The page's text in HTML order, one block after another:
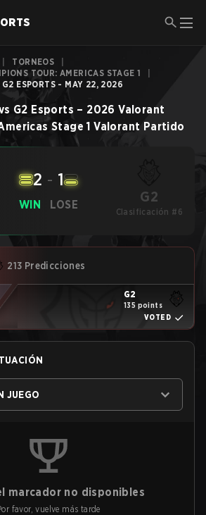
TORNEOS
TOUR: AMERICAS STAGE 1
G2 ESPORTS - MAY 22, 2026
G2 Esports – 2026 Valorant
Stage 1 Valorant Partido
WIN
2 - 1
LOSE G2
Clasificación #6
213 Predicciones
G2
135 points
VOTED
JUEGO
marcador no disponibles
favor, vuelve más tarde